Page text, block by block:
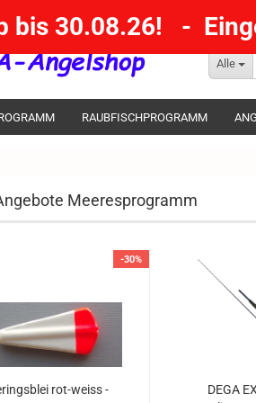
Alle
bis 30.08.26! -
RAUBFISCHPROGRAMM
Meeresprogramm
-30%
rot-weiss -
DEGA